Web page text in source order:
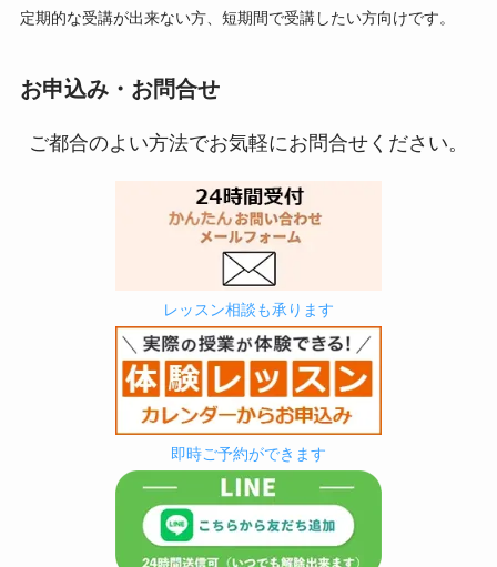
定期的な受講が出来ない方、短期間で受講したい方向けです。
お申込み・お問合せ
ご都合のよい方法でお気軽にお問合せください。
レッスン相談も承ります
即時ご予約ができます